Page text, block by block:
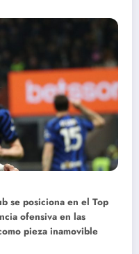
se posiciona en el Top
ofensiva en las
pieza inamovible